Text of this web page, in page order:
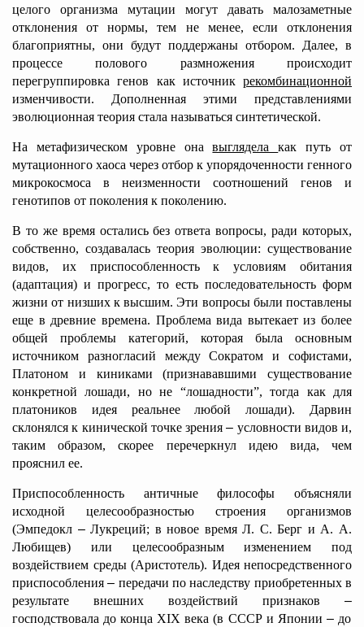
целого организма мутации могут давать малозаметные
отклонения от нормы, тем не менее, если отклонения
благоприятны, они будут поддержаны отбором. Далее, в
процессе полового размножения происходит
перегруппировка генов как источник рекомбинационной
изменчивости. Дополненная этими представлениями
эволюционная теория стала называться синтетической.
На метафизическом уровне онавыгляделакак путь от
мутационного хаоса через отбор к упорядоченности генного
микрокосмоса в неизменности соотношений генов и
генотипов от поколения к поколению.
В то же время остались без ответа вопросы, ради которых,
собственно, создавалась теория эволюции: существование
видов, их приспособленность к условиям обитания
(адаптация) и прогресс, то есть последовательность форм
жизни от низших к высшим. Эти вопросы были поставлены
еще в древние времена. Проблема вида вытекает из более
общей проблемы категорий, которая была основным
источником разногласий между Сократом и софистами,
Платоном и киниками (признававшими существование
конкретной лошади, но не “лошадности”, тогда как для
платоников идея реальнее любой лошади). Дарвин
склонялся к кинической точке зрения– условности видов и,
таким образом, скорее перечеркнул идею вида, чем
прояснил ее.
Приспособленность античные философы объясняли
исходной целесообразностью строения организмов
(Эмпедокл –Лукреций; в новое время Л. С. Берг и А. А.
Любищев) или целесообразным изменением под
воздействием среды (Аристотель). Идея непосредственного
приспособления– передачи по наследству приобретенных в
результате внешних воздействий признаков –
господствовала до конца XIX века (в СССР и Японии –до